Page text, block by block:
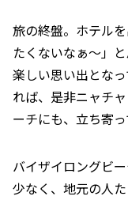
旅の終盤。ホテル
たくないなぁ〜」
楽しい思い出とな
れば、是非ニャチ
ーチにも、立ち寄っ
バイザイロングビ
少なく、地元の人